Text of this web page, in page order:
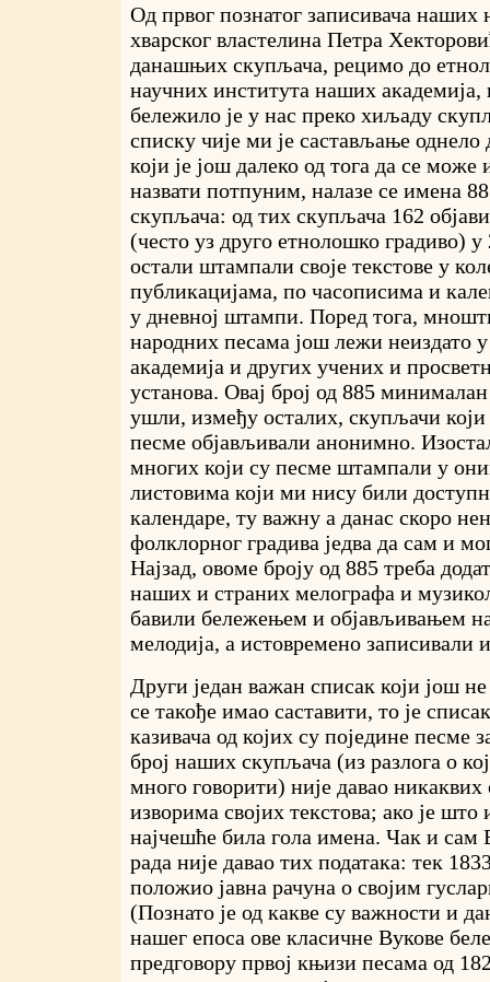
Од првог познатог записивача наших
хварског властелина Петра
данашњих скупљача, рецимо до
научних института наших академија,
бележило је у нас преко хиљаду
списку чије ми је састављање однело
који је још далеко од тога да се
назвати потпуним, налазе се имена
скупљача: од тих скупљача 162
(често уз друго етнолошко градиво) у
остали штампали своје текстове у
публикацијама, по часописима и
у дневној штампи. Поред тога,
народних песама још лежи неиздато
академија и других учених и
установа. Овај број од 885 минималан
ушли, између осталих, скупљачи који
песме објављивали анонимно.
многих који су песме штампали у
листовима који ми нису били
календаре, ту важну а данас скоро
фолклорног градива једва да сам и
Најзад, овоме броју од 885 треба
наших и страних мелографа и
бавили бележењем и објављивањем
мелодија, а истовремено записивали
Други један важан списак који још
се такође имао саставити, то је
казивача од којих су поједине песме
број наших скупљача (из разлога о
много говорити) није давао
изворима својих текстова; ако је
најчешће била гола имена. Чак и сам
рада није давао тих података: тек
положио јавна рачуна о својим
(Познато је од какве су важности и
нашег епоса ове класичне Вукове
предговору првој књизи песама од